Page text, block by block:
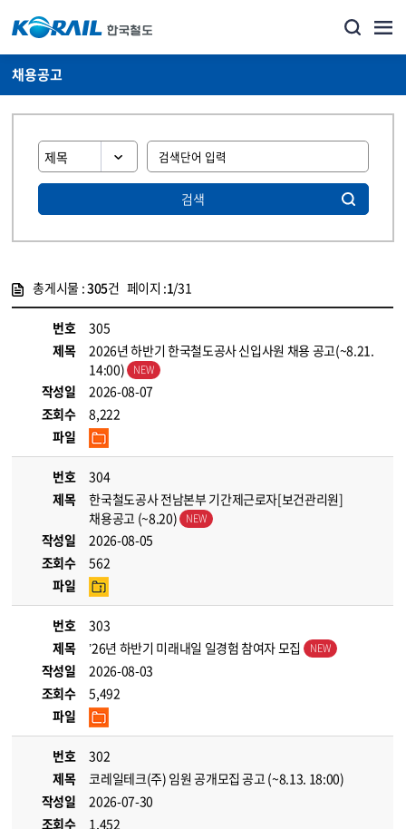
채용공고
검색
총게시물 :305건 페이지 :1/31
번호
305
제목
2026년 하반기 한국철도공사 신입사원 채용 공고(~8.21.
14:00)
작성일
2026-08-07
조회수
8,222
파일
번호
304
제목
한국철도공사 전남본부 기간제근로자[보건관리원]
채용공고 (~8.20)
작성일
2026-08-05
조회수
562
파일
번호
303
제목
’26년 하반기 미래내일 일경험 참여자 모집
작성일
2026-08-03
조회수
5,492
파일
번호
302
제목
코레일테크(주) 임원 공개모집 공고 (~8.13. 18:00)
작성일
2026-07-30
조회수
1,452